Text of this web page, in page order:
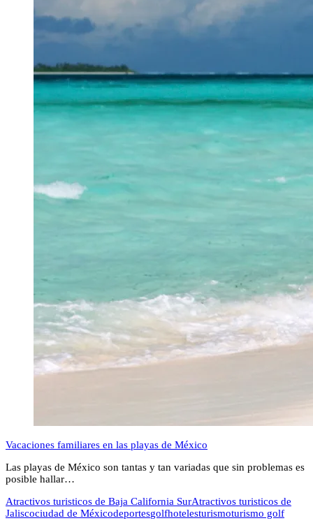
Vacaciones familiares en las playas de México
Las playas de México son tantas y tan variadas que sin problemas es
posible hallar…
Atractivos turisticos de Baja California SurAtractivos turisticos de
Jaliscociudad de Méxicodeportesgolfhotelesturismoturismo golf